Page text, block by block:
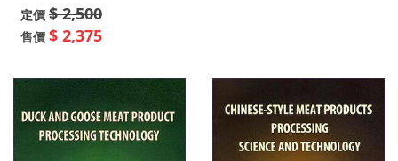
定價 $ 2,500
售價 $ 2,375